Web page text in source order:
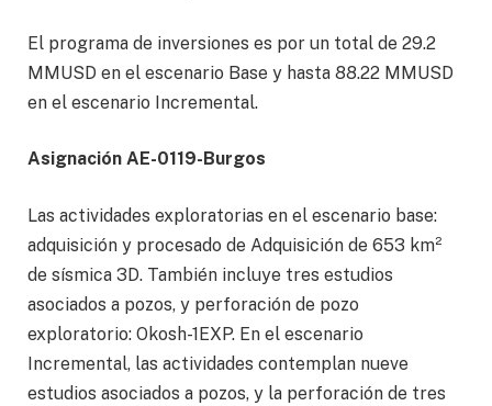
El programa de inversiones es por un total de 29.2
MMUSD en el escenario Base y hasta 88.22 MMUSD
en el escenario Incremental.
Asignación AE-0119-Burgos
Las actividades exploratorias en el escenario base:
adquisición y procesado de Adquisición de 653 km²
de sísmica 3D. También incluye tres estudios
asociados a pozos, y perforación de pozo
exploratorio: Okosh-1EXP. En el escenario
Incremental, las actividades contemplan nueve
estudios asociados a pozos, y la perforación de tres